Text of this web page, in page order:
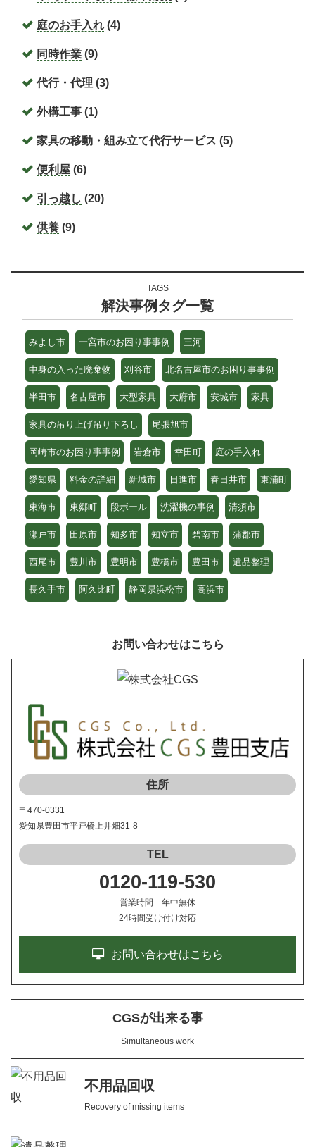
庭のお手入れ (4)
同時作業 (9)
代行・代理 (3)
外構工事 (1)
家具の移動・組み立て代行サービス (5)
便利屋 (6)
引っ越し (20)
供養 (9)
TAGS
解決事例タグ一覧
みよし市 一宮市のお困り事事例 三河
中身の入った廃棄物 刈谷市 北名古屋市のお困り事事例
半田市 名古屋市 大型家具 大府市 安城市 家具
家具の吊り上げ吊り下ろし 尾張旭市
岡崎市のお困り事事例 岩倉市 幸田町 庭の手入れ
愛知県 料金の詳細 新城市 日進市 春日井市 東浦町
東海市 東郷町 段ボール 洗濯機の事例 清須市
瀬戸市 田原市 知多市 知立市 碧南市 蒲郡市
西尾市 豊川市 豊明市 豊橋市 豊田市 遺品整理
長久手市 阿久比町 静岡県浜松市 高浜市
お問い合わせはこちら
住所
〒470-0331
愛知県豊田市平戸橋上井畑31-8
TEL
0120-119-530
営業時間 年中無休
24時間受け付け対応
お問い合わせはこちら
CGSが出来る事
Simultaneous work
不用品回収
Recovery of missing items